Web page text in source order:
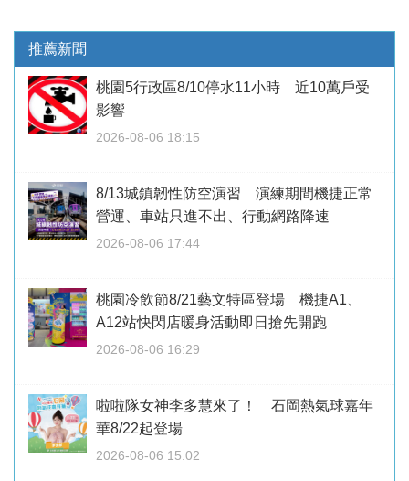
推薦新聞
桃園5行政區8/10停水11小時 近10萬戶受
影響
2026-08-06 18:15
8/13城鎮韌性防空演習 演練期間機捷正常
營運、車站只進不出、行動網路降速
2026-08-06 17:44
桃園冷飲節8/21藝文特區登場 機捷A1、
A12站快閃店暖身活動即日搶先開跑
2026-08-06 16:29
啦啦隊女神李多慧來了！ 石岡熱氣球嘉年
華8/22起登場
2026-08-06 15:02